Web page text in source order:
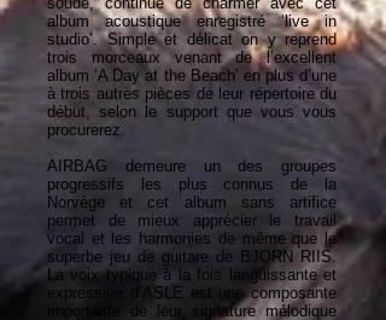
album acoustique enregistré ‘live in
studio’. Simple et délicat on y reprend
trois morceaux venant de l’excellent
album ‘A Day at the Beach’ en plus d’une
à trois autres pièces de leur répertoire du
début, selon le support que vous vous
procurerez.
AIRBAG demeure un des groupes
progressifs les plus connus de la
Norvège et cet album sans artifice
permet de mieux apprécier le travail
vocal et les harmonies de même que le
superbe jeu de guitare de BJORN RIIS.
La voix typique à la fois languissante et
expressive d’ASLE est une composante
importante de leur signature mélodique